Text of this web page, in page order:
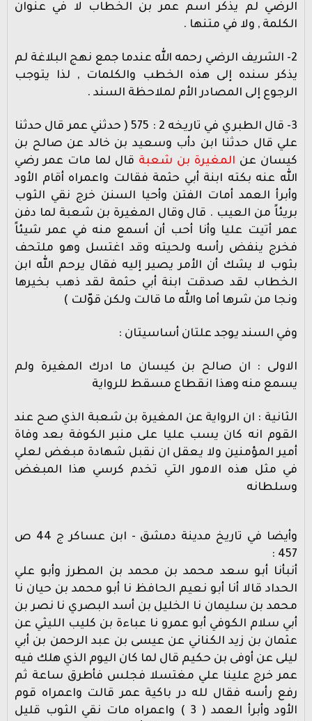
الرضي لم يذكر اسم عمر بن الخطاب لا في عنوان
الكلمة , ولا في متنها .
2- الشريف الرضي رحمه الله عندما جمع نهج البلاغة لم
يذكر سنده إلى هذه الخطب والكلمات , لذا يتوجب
الرجوع إلى المصادر الأم لملاحظة السند .
3- قال الطبري في تاريخه 2 : 575 ( حدثني عمر قال حدثنا
علي قال حدثنا ابن دأب وسعيد بن خالد عن صالح بن
كيسان عن المغيرة بن شعبة قال لما مات عمر رضي
الله عنه بكته ابنة أبي حثمة فقالت واعمراه أقام الأود
وأبرأ العمد أمات الفتن وأحيا السنن خرج نقي الثوب
بريئاً من العيب . قال وقال المغيرة بن شعبة لما دفن
عمر أتيت عليا وأنا أحب أن أسمع منه في عمر شيئاً
فخرج ينفض رأسه ولحيته وقد اغتسل وهو ملتحف
بثوب لا يشك أن الأمر يصير إليه فقال يرحم الله ابن
الخطاب لقد صدقت ابنة أبي حثمة لقد ذهب بخيرها
ونجا من شرها أما والله ما قالت ولكن قوّلت )
وفي السند يوجد علتان أساسيتان :
الاولى : ان صالح بن كيسان ما ادرك المغيرة ولم
يسمع منه وهذا انقطاع مسقط للرواية
الثانية : ان الرواية عن المغيرة بن شعبة الذي صح عند
القوم انه كان يسب عليا على منبر الكوفة بعد وفاة
أمير المؤمنين ولا يعقل ان نقبل شهادة مبغض لعلي
في مثل هذه الامور التي تخدم كرسي هذا المبغض
وسلطانه
وأيضا في تاريخ مدينة دمشق - ابن عساكر ج 44 ص
457 :
أنبأنا أبو سعد محمد بن محمد بن المطرز وأبو علي
الحداد قالا أنا أبو نعيم الحافظ نا أبو محمد بن حيان نا
محمد بن سليمان نا الخليل بن أسد البصري نا نصر بن
أبي سلام الكوفي أبو عمرو نا عباءة بن كليب الليثي عن
عثمان بن زيد الكناني عن عيسى بن عبد الرحمن بن أبي
ليلى عن أوفى بن حكيم قال لما كان اليوم الذي هلك فيه
عمر خرج علينا علي مغتسلا فجلس فأطرق ساعة ثم
رفع رأسه فقال لله در باكية عمر قالت واعمراه قوم
الأود وأبرأ العمد ( 3 ) واعمراه مات نقي الثوب قليل